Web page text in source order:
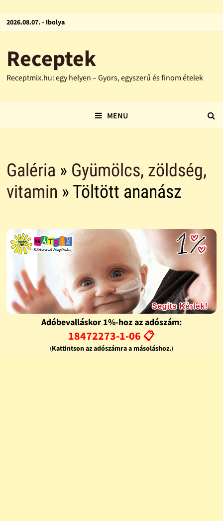
2026.08.07. - Ibolya
Receptek
Receptmix.hu: egy helyen – Gyors, egyszerű és finom ételek
MENU
Galéria » Gyümölcs, zöldség,
vitamin » Töltött ananász
Adóbevalláskor 1%-hoz az adószám:
18472273-1-06 📋
(Kattintson az adószámra a másoláshoz.)